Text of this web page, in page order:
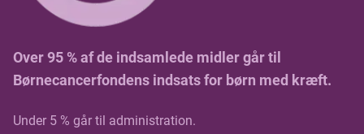
Over 95 % af de indsamlede midler går til
Børnecancerfondens indsats for børn med kræft.
Under 5 % går til administration.